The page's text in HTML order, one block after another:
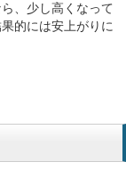
、少し高くなって
的には安上がりに